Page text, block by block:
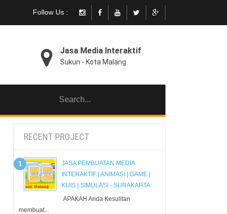
Follow Us :
Jasa Media Interaktif
Sukun - Kota Malang
RECENT PROJECT
JASA PEMBUATAN MEDIA
INTERAKTIF | ANIMASI | GAME |
KUIS | SIMULASI - SURAKARTA
APAKAH Anda Kesulitan
membuat...